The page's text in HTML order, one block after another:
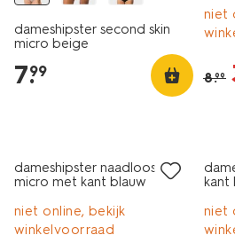
dameshipster second skin
micro beige
7.
99
niet
8.99
dameshipster naadloos
micro met kant blauw
niet online, bekijk
winkelvoorraad
kant
niet